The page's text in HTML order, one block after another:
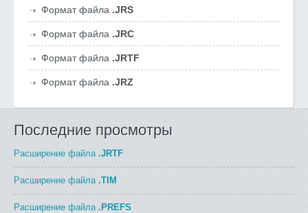
Формат файла .JRS
Формат файла .JRC
Формат файла .JRTF
Формат файла .JRZ
Последние просмотры
Расширение файла .JRTF
Расширение файла .TIM
Расширение файла .PREFS